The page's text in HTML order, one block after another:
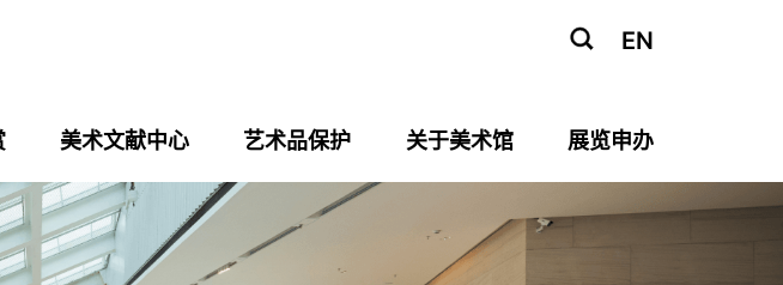
EN
美术文献中心 艺术品保护 关于美术馆 展览申办